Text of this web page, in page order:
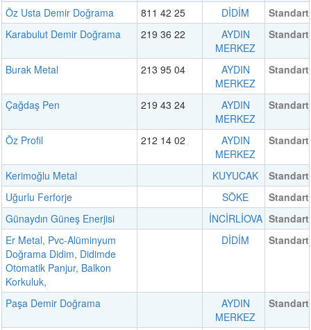
Öz Usta Demir Doğrama 811 42 25 DİDİM
Standart
Karabulut Demir Doğrama
219 36 22
AYDIN
MERKEZ
Standart
Burak Metal 213 95 04
AYDIN
MERKEZ
Standart
Çağdaş Pen 219 43 24
AYDIN
MERKEZ
Standart
Öz Profil 212 14 02
AYDIN
MERKEZ
Standart
Kerimoğlu Metal KUYUCAK
Standart
Uğurlu Ferforje
SÖKE
Standart
Günaydın Güneş Enerjisi
İNCİRLİOVA Standart
Er Metal, Pvc-Alüminyum
Doğrama Didim, Didimde
Otomatik Panjur, Balkon
Korkuluk,
DİDİM Standart
Paşa Demir Doğrama
AYDIN
MERKEZ
Standart